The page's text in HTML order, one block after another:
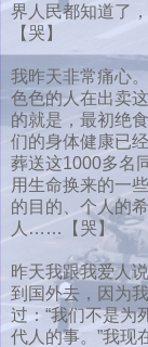
界人民都知道了
【哭】
我昨天非常痛心
色色的人在出卖
的就是，最初绝
们的身体健康已
葬送这1000多名
用生命换来的一
的目的、个人的
人……【哭】
昨天我跟我爱人
到国外去，因为
过：“我们不是为
代人的事。”我现